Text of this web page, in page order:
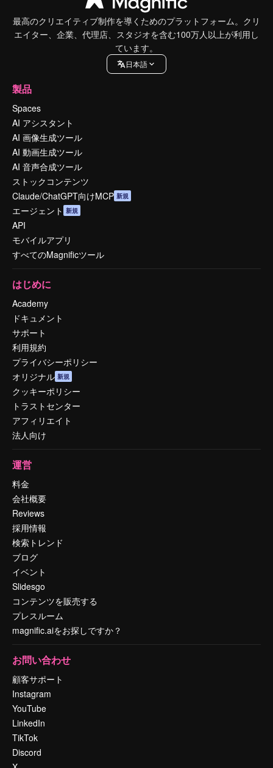
最高のクリエイティブ制作を導くためのプラットフォーム。クリ
エイター、企業、代理店、スタジオを含む100万人以上が利用し
ています。
日本語
製品
Spaces
AI アシスタント
AI 画像生成ツール
AI 動画生成ツール
AI 音声合成ツール
ストックコンテンツ
Claude/ChatGPT向けMCP 新規
エージェント 新規
API
モバイルアプリ
すべてのMagnificツール
はじめに
Academy
ドキュメント
サポート
利用規約
プライバシーポリシー
オリジナル 新規
クッキーポリシー
トラストセンター
アフィリエイト
法人向け
運営
料金
会社概要
Reviews
採用情報
検索トレンド
ブログ
イベント
Slidesgo
コンテンツを販売する
プレスルーム
magnific.aiをお探しですか？
お問い合わせ
顧客サポート
Instagram
YouTube
LinkedIn
TikTok
Discord